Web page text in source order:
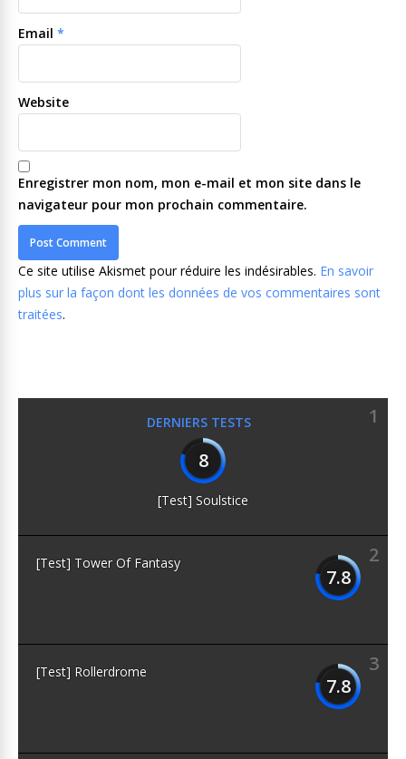
Email *
Website
Enregistrer mon nom, mon e-mail et mon site dans le
navigateur pour mon prochain commentaire.
Ce site utilise Akismet pour réduire les indésirables. En savoir
plus sur la façon dont les données de vos commentaires sont
traitées.
DERNIERS TESTS
1
8
[Test] Soulstice
2
7.8
[Test] Tower Of Fantasy
3
7.8
[Test] Rollerdrome